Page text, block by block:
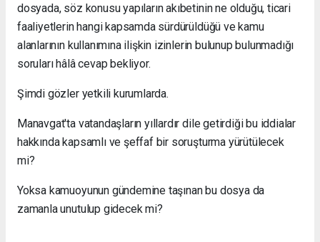
dosyada, söz konusu yapıların akıbetinin ne olduğu, ticari
faaliyetlerin hangi kapsamda sürdürüldüğü ve kamu
alanlarının kullanımına ilişkin izinlerin bulunup bulunmadığı
soruları hâlâ cevap bekliyor.
Şimdi gözler yetkili kurumlarda.
Manavgat'ta vatandaşların yıllardır dile getirdiği bu iddialar
hakkında kapsamlı ve şeffaf bir soruşturma yürütülecek
mi?
Yoksa kamuoyunun gündemine taşınan bu dosya da
zamanla unutulup gidecek mi?